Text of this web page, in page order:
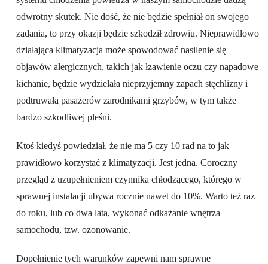
odwrotny skutek. Nie dość, że nie będzie spełniał on swojego
zadania, to przy okazji będzie szkodził zdrowiu. Nieprawidłowo
działająca klimatyzacja może spowodować nasilenie się
objawów alergicznych, takich jak łzawienie oczu czy napadowe
kichanie, będzie wydzielała nieprzyjemny zapach stęchlizny i
podtruwała pasażerów zarodnikami grzybów, w tym także
bardzo szkodliwej pleśni.
Ktoś kiedyś powiedział, że nie ma 5 czy 10 rad na to jak
prawidłowo korzystać z klimatyzacji. Jest jedna. Coroczny
przegląd z uzupełnieniem czynnika chłodzącego, którego w
sprawnej instalacji ubywa rocznie nawet do 10%. Warto też raz
do roku, lub co dwa lata, wykonać odkażanie wnętrza
samochodu, tzw. ozonowanie.
Dopełnienie tych warunków zapewni nam sprawne